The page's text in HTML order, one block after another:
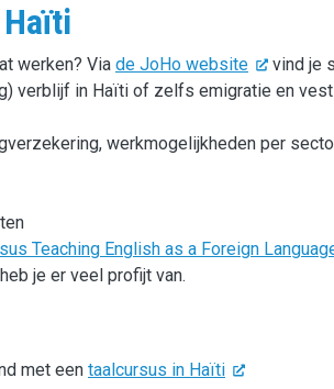
werken? Via de JoHo website
vind je
verblijf in Haïti of zelfs emigratie en
werkmogelijkheden per
Teaching English as a Foreign
je er veel profijt van.
met een taalcursus in Haïti